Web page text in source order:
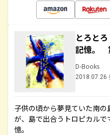
とろと
記憶。
D-Books
2018.07.26
子供の頃から夢見ていた南
が、島で出合うトロピカル
憶。